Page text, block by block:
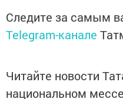
Следите за самым
Telegram-канале
Читайте новости
национальном